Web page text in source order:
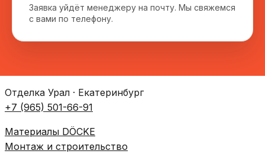
Заявка уйдёт менеджеру на почту. Мы свяжемся
с вами по телефону.
Отделка Урал · Екатеринбург
+7 (965) 501-66-91
Материалы DÖCKE
Монтаж и строительство